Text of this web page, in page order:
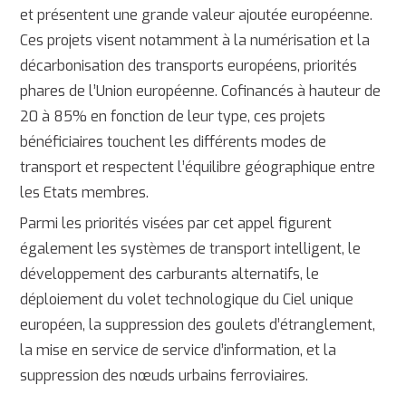
et présentent une grande valeur ajoutée européenne.
Ces projets visent notamment à la numérisation et la
décarbonisation des transports européens, priorités
phares de l’Union européenne. Cofinancés à hauteur de
20 à 85% en fonction de leur type, ces projets
bénéficiaires touchent les différents modes de
transport et respectent l’équilibre géographique entre
les Etats membres.
Parmi les priorités visées par cet appel figurent
également les systèmes de transport intelligent, le
développement des carburants alternatifs, le
déploiement du volet technologique du Ciel unique
européen, la suppression des goulets d’étranglement,
la mise en service de service d’information, et la
suppression des nœuds urbains ferroviaires.